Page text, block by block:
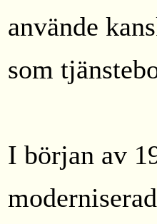
använde
som
I början av